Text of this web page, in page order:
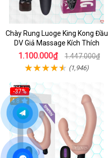
Chày Rung Luoge King Kong Đầu
DV Giả Massage Kích Thích
1.100.000₫ 1.447.000₫
(1,946)
-37%
Hot
4.8